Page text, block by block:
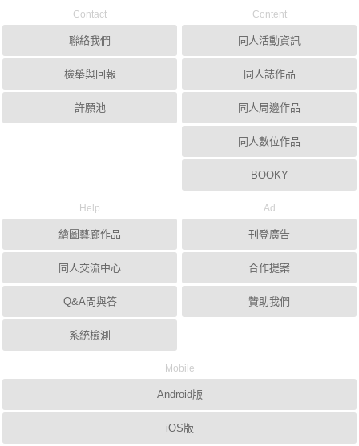
Contact
聯絡我們
檢舉與回報
許願池
Content
同人活動資訊
同人誌作品
同人周邊作品
同人數位作品
BOOKY
Help
繪圖藝廊作品
同人交流中心
Q&A問與答
系統檢測
Ad
刊登廣告
合作提案
贊助我們
Mobile
Android版
iOS版